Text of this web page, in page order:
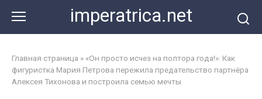
контенту
imperatrica.net
Главная страница » «Он просто исчез на полтора года!»: Как
фигуристка Мария Петрова пережила предательство партнёра
Алексея Тихонова и построила семью мечты